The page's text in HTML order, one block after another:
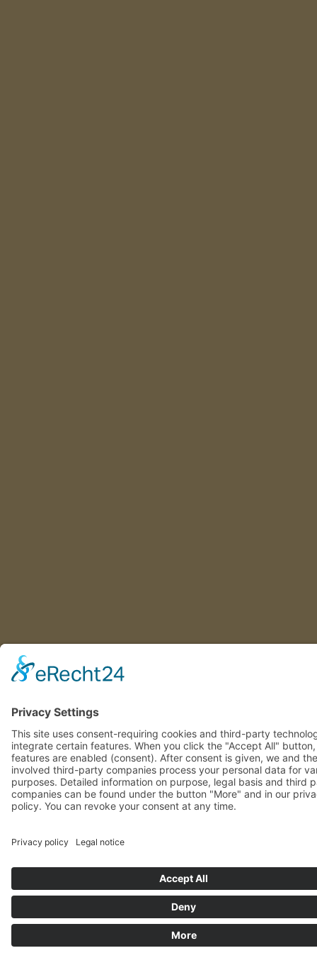
This site uses consent-requiring cookies and third-party
integrate certain features. When you click the "Accept All"
features are enabled (consent). After consent is given, we and
involved third-party companies process your personal data for
companies can be found under the button "More" and in our
DENY ACCEPT MORE